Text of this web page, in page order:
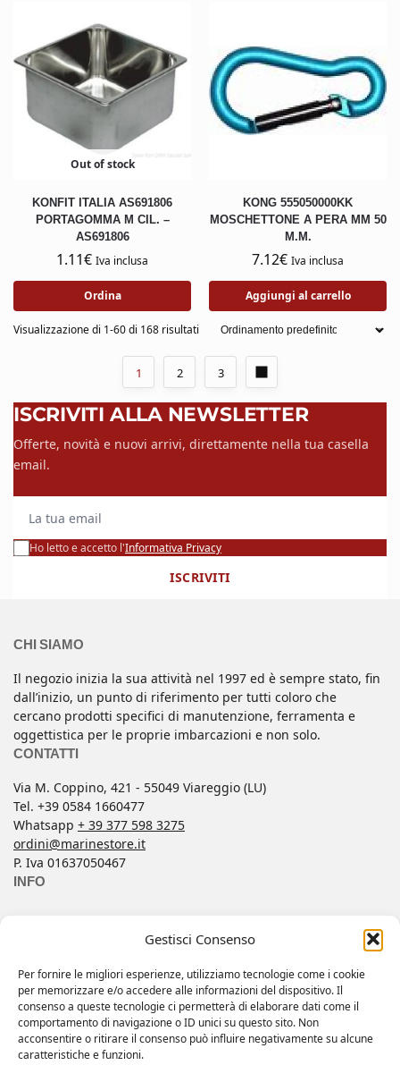
Gestisci Consenso
Per fornire le migliori esperienze, utilizziamo tecnologie come i cookie
per memorizzare e/o accedere alle informazioni del dispositivo. Il
consenso a queste tecnologie ci permetterà di elaborare dati come il
comportamento di navigazione o ID unici su questo sito. Non
acconsentire o ritirare il consenso può influire negativamente su alcune
caratteristiche e funzioni.
Out of stock
KONFIT ITALIA AS691806
PORTAGOMMA M CIL. –
AS691806
1.11€ Iva inclusa
Ordina
KONG 555050000KK
MOSCHETTONE A PERA MM 50
M.M.
7.12€ Iva inclusa
Aggiungi al carrello
Visualizzazione di 1-60 di 168 risultati
1 2 3
ISCRIVITI ALLA NEWSLETTER
Offerte, novità e nuovi arrivi, direttamente nella tua casella
email.
Ho letto e accetto l'Informativa Privacy
ISCRIVITI
CHI SIAMO
Il negozio inizia la sua attività nel 1997 ed è sempre stato, fin
dall’inizio, un punto di riferimento per tutti coloro che
cercano prodotti specifici di manutenzione, ferramenta e
oggettistica per le proprie imbarcazioni e non solo.
CONTATTI
Via M. Coppino, 421 - 55049 Viareggio (LU)
Tel. +39 0584 1660477
Whatsapp + 39 377 598 3275
ordini@marinestore.it
P. Iva 01637050467
INFO
FAQ
Informativa Privacy
Il mio account
Wishlist